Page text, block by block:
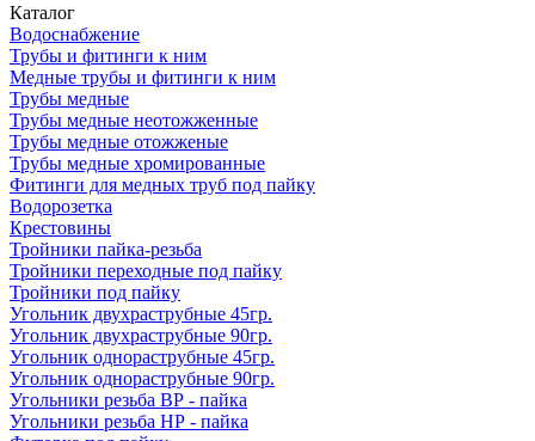
Каталог
Водоснабжение
Трубы и фитинги к ним
Медные трубы и фитинги к ним
Трубы медные
Трубы медные неотожженные
Трубы медные отожженые
Трубы медные хромированные
Фитинги для медных труб под пайку
Водорозетка
Крестовины
Тройники пайка-резьба
Тройники переходные под пайку
Тройники под пайку
Угольник двухраструбные 45гр.
Угольник двухраструбные 90гр.
Угольник однораструбные 45гр.
Угольник однораструбные 90гр.
Угольники резьба ВР - пайка
Угольники резьба НР - пайка